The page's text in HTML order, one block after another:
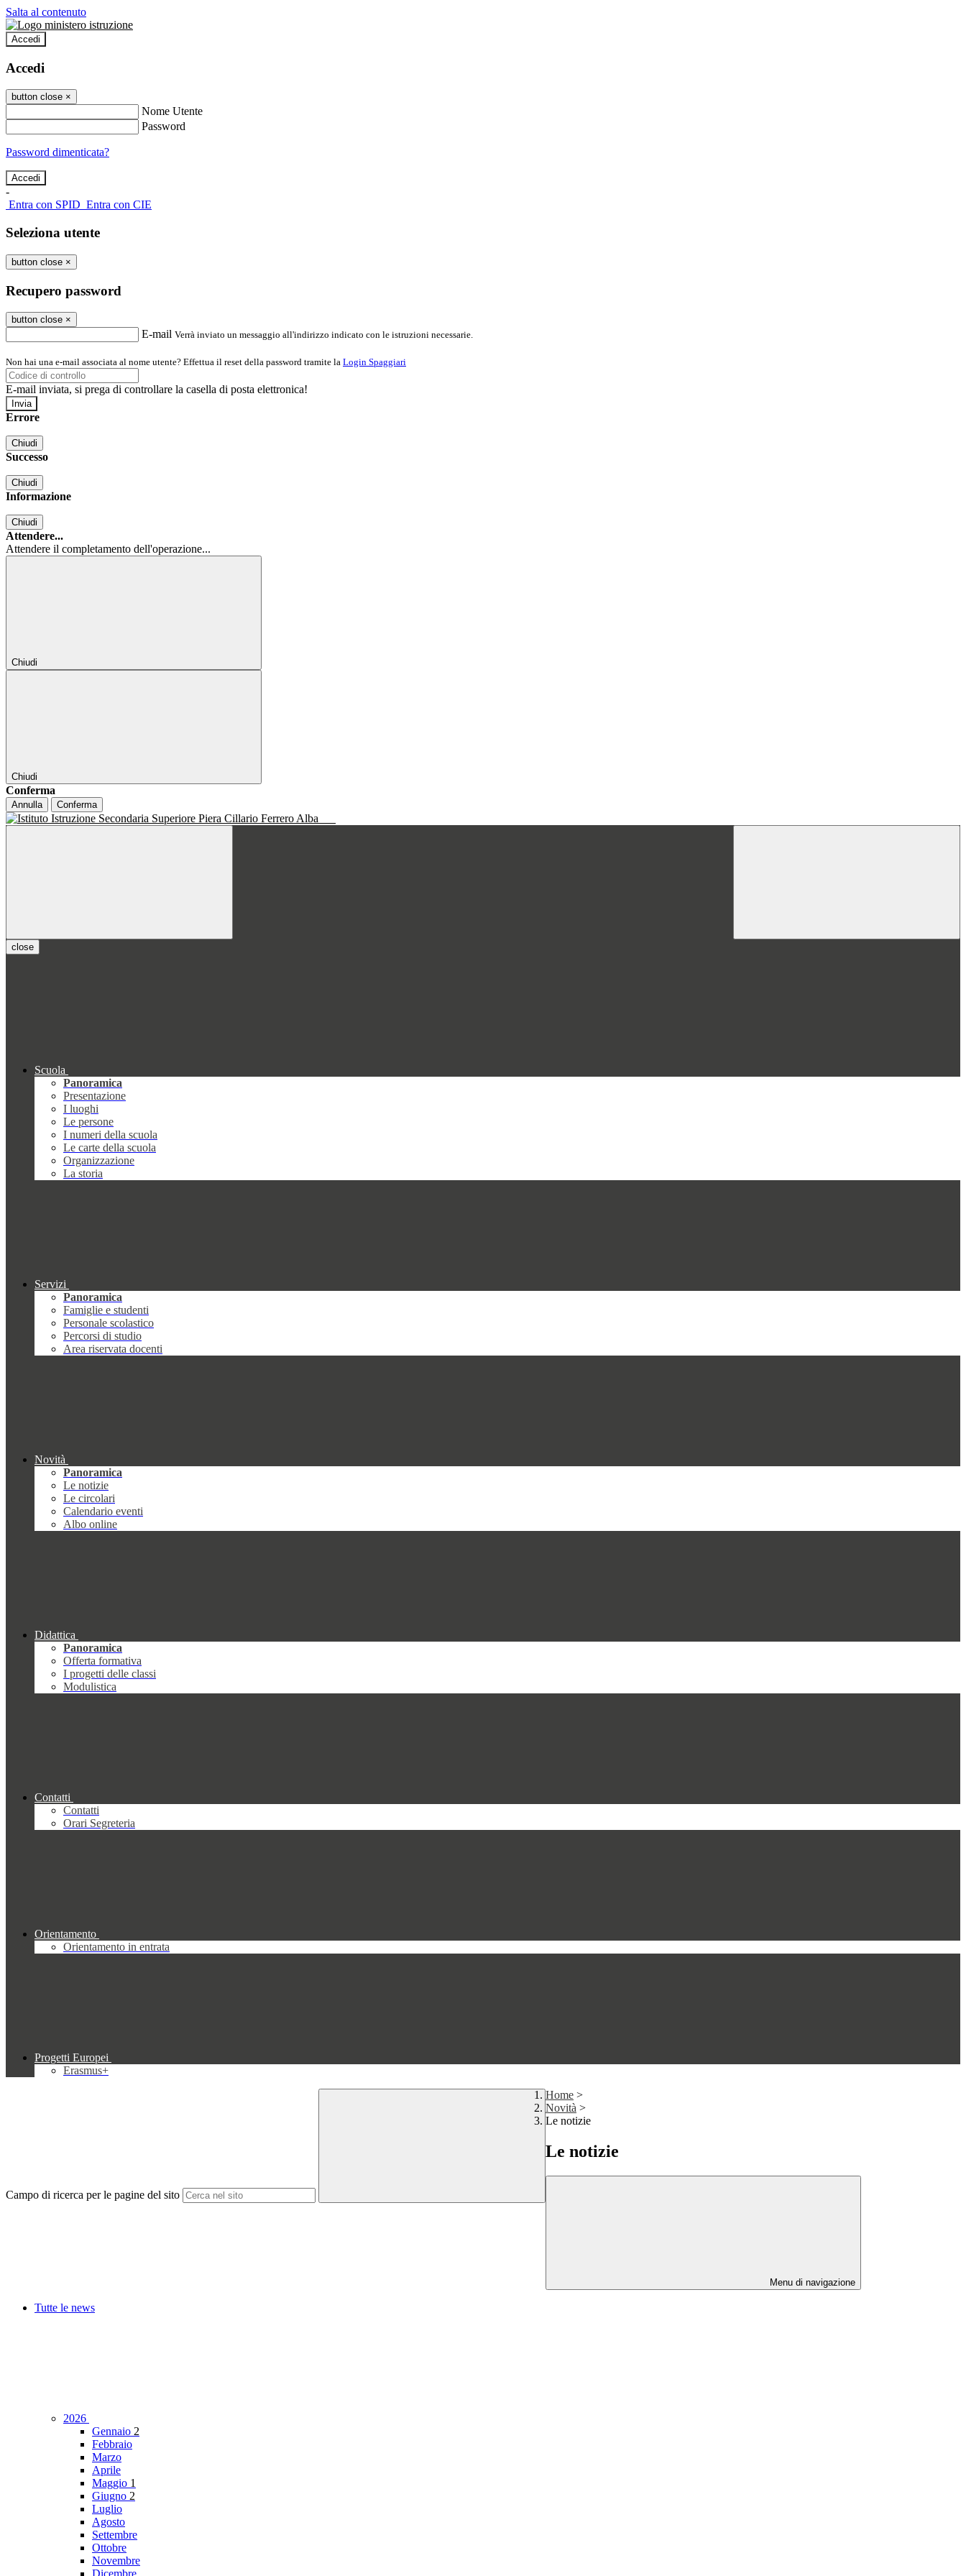
Salta al contenuto
Accedi
Accedi
button close ×
Nome Utente
Password
Password dimenticata?
-
Entra con SPID Entra con CIE
Seleziona utente
button close ×
Recupero password
button close ×
E-mail Verrà inviato un messaggio all'indirizzo indicato con le istruzioni necessarie.
Non hai una e-mail associata al nome utente? Effettua il reset della password tramite la Login Spaggiari
E-mail inviata, si prega di controllare la casella di posta elettronica!
Errore
Chiudi
Successo
Chiudi
Informazione
Chiudi
Attendere...
Attendere il completamento dell'operazione...
Chiudi
Chiudi
Conferma
Annulla Conferma
close
Scuola
Panoramica
Presentazione
I luoghi
Le persone
I numeri della scuola
Le carte della scuola
Organizzazione
La storia
Servizi
Panoramica
Famiglie e studenti
Personale scolastico
Percorsi di studio
Area riservata docenti
Novità
Panoramica
Le notizie
Le circolari
Calendario eventi
Albo online
Didattica
Panoramica
Offerta formativa
I progetti delle classi
Modulistica
Contatti
Contatti
Orari Segreteria
Orientamento
Orientamento in entrata
Progetti Europei
Erasmus+
Campo di ricerca per le pagine del sito
Home >
Novità >
Le notizie
Le notizie
Menu di navigazione
Tutte le news
2026
Gennaio 2
Febbraio
Marzo
Aprile
Maggio 1
Giugno 2
Luglio
Agosto
Settembre
Ottobre
Novembre